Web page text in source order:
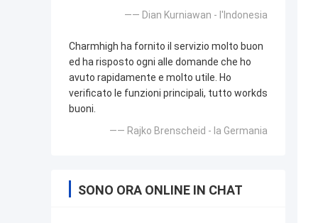
—— Dian Kurniawan - l'Indonesia
Charmhigh ha fornito il servizio molto buon
ed ha risposto ogni alle domande che ho
avuto rapidamente e molto utile. Ho
verificato le funzioni principali, tutto workds
buoni.
—— Rajko Brenscheid - la Germania
SONO ORA ONLINE IN CHAT